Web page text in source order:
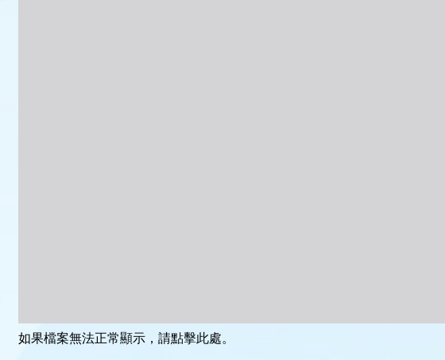
如果檔案無法正常顯示，請點擊此處。